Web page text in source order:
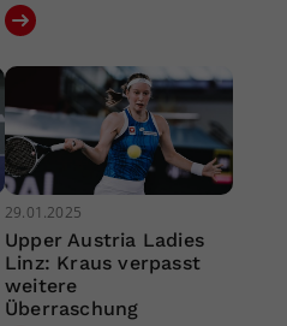
29.01.2025
Upper Austria Ladies
Linz: Kraus verpasst
weitere
Überraschung